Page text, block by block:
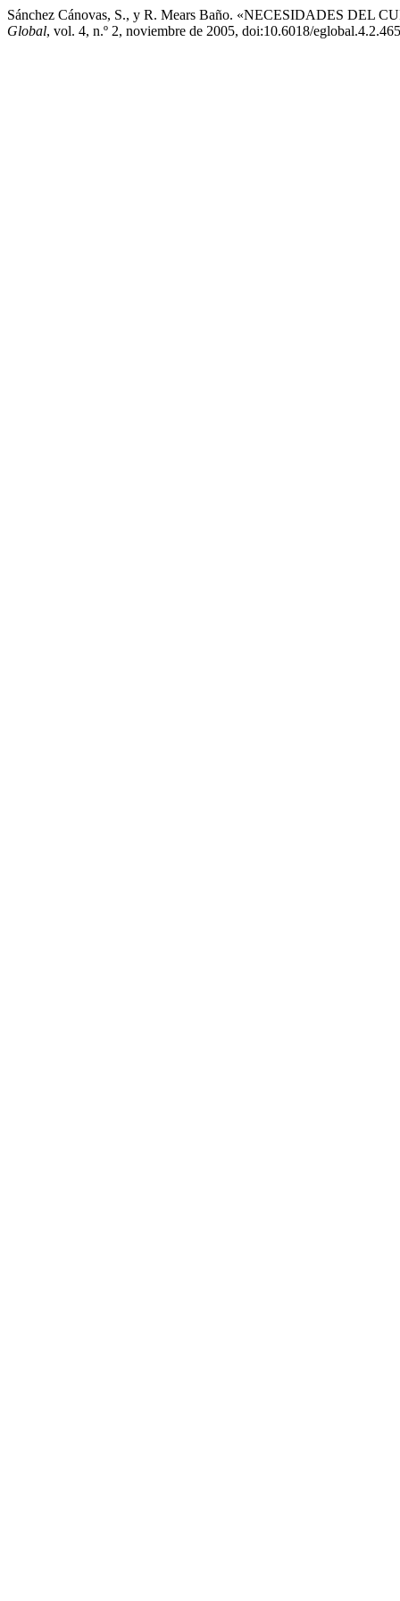
Sánchez Cánovas, S., y R. Mears Baño. «NECESIDADES
Global, vol. 4, n.º 2, noviembre de 2005, doi:10.6018/